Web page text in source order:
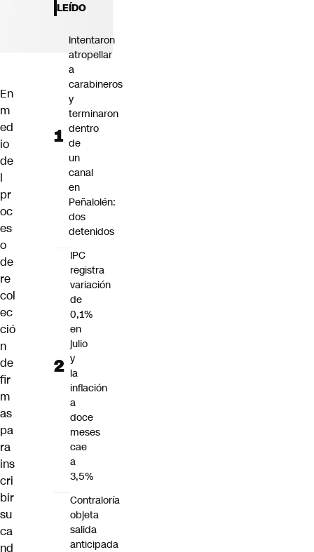
En
m
ed
io
de
l
pr
oc
es
o
de
re
col
ec
ció
n
de
fir
m
as
pa
ra
ins
cri
bir
su
ca
nd
LEÍDO
Intentaron
atropellar
a
carabineros
y
terminaron
dentro
de
un
canal
en
Peñalolén:
dos
detenidos
IPC
registra
variación
de
0,1%
en
julio
y
la
inflación
a
doce
meses
cae
a
3,5%
Contraloría
objeta
salida
anticipada